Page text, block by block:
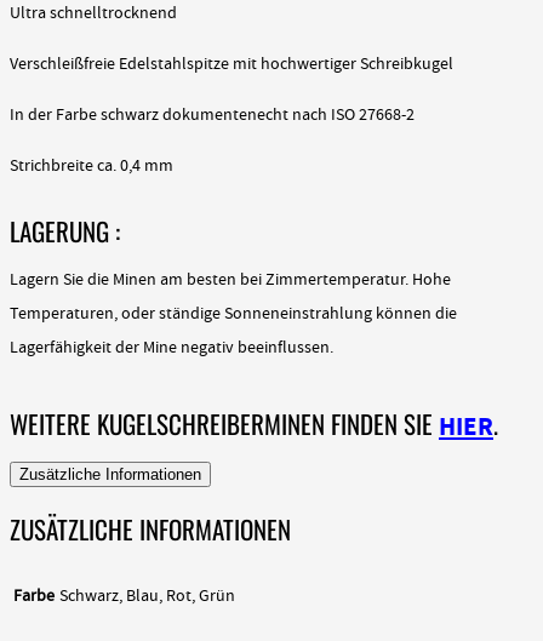
Ultra schnelltrocknend
Verschleißfreie Edelstahlspitze mit hochwertiger Schreibkugel
In der Farbe schwarz dokumentenecht nach ISO 27668-2
Strichbreite ca. 0,4 mm
LAGERUNG :
Lagern Sie die Minen am besten bei Zimmertemperatur. Hohe
Temperaturen, oder ständige Sonneneinstrahlung können die
Lagerfähigkeit der Mine negativ beeinflussen.
WEITERE KUGELSCHREIBERMINEN FINDEN SIE HIER.
Zusätzliche Informationen
ZUSÄTZLICHE INFORMATIONEN
Farbe Schwarz, Blau, Rot, Grün